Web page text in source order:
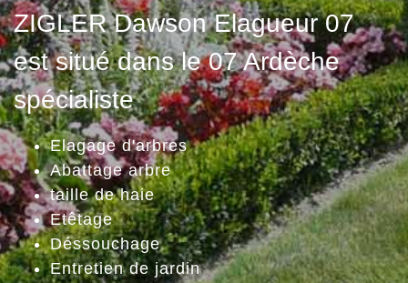
ZIGLER Dawson Elagueur 07
est situé dans le 07 Ardèche
spécialiste
Elagage d'arbres
Abattage arbre
taille de haie
Etêtage
Déssouchage
Entretien de jardin